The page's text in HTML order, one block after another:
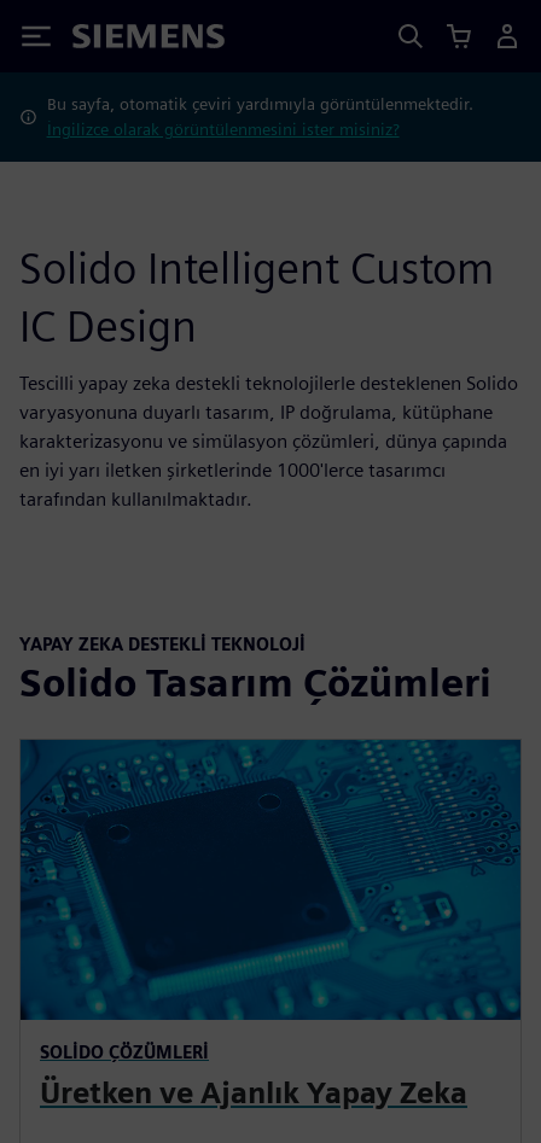
Siemens
Bu sayfa, otomatik çeviri yardımıyla görüntülenmektedir.
İngilizce olarak görüntülenmesini ister misiniz?
Solido Intelligent Custom
IC Design
Tescilli yapay zeka destekli teknolojilerle desteklenen Solido
varyasyonuna duyarlı tasarım, IP doğrulama, kütüphane
karakterizasyonu ve simülasyon çözümleri, dünya çapında
en iyi yarı iletken şirketlerinde 1000'lerce tasarımcı
tarafından kullanılmaktadır.
YAPAY ZEKA DESTEKLI TEKNOLOJI
Solido Tasarım Çözümleri
SOLIDO ÇÖZÜMLERI
Üretken ve Ajanlık Yapay Zeka